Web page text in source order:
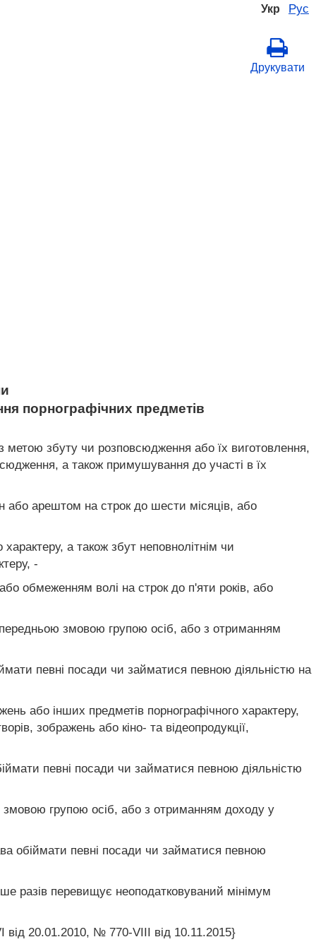
Укр Рус
Друкувати
порнографічних предметів
метою збуту чи розповсюдження або їх виготовлення,
а також примушування до участі в їх
або арештом на строк до шести місяців, або
а також збут неповнолітнім чи
-
обмеженням волі на строк до п'яти років, або
змовою групою осіб, або з отриманням
певні посади чи займатися певною діяльністю на
або інших предметів порнографічного характеру,
зображень або кіно- та відеопродукції,
певні посади чи займатися певною діяльністю
змовою групою осіб, або з отриманням доходу у
обіймати певні посади чи займатися певною
разів перевищує неоподатковуваний мінімум
від 20.01.2010, № 770-VIII від 10.11.2015}